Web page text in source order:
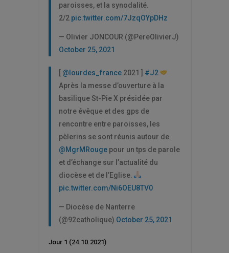
paroisses, et la synodalité.
2/2 pic.twitter.com/7JzqOYpDHz
— Olivier JONCOUR (@PereOlivierJ)
October 25, 2021
@lourdes_france2021 ] #J2
Après la messe d’ouverture à la
basilique St-Pie X présidée par
notre évêque et des gps de
rencontre entre paroisses, les
pèlerins se sont réunis autour de
@MgrMRougepour un tps de parole
et d’échange sur l’actualité du
diocèse et de l’Eglise.
pic.twitter.com/Ni6OEU8TV0
— Diocèse de Nanterre
(@92catholique) October 25, 2021
Jour 1 (24.10.2021)